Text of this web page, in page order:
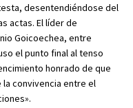
desentendiéndose del
actas. El líder de
Goicoechea, entre
el punto final al tenso
honrado de que
convivencia entre el